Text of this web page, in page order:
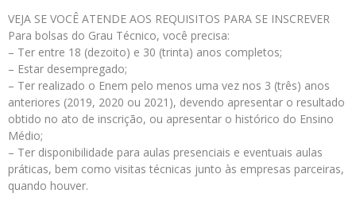
VEJA SE VOCÊ ATENDE AOS REQUISITOS PARA SE INSCREVER
Para bolsas do Grau Técnico, você precisa:
– Ter entre 18 (dezoito) e 30 (trinta) anos completos;
– Estar desempregado;
– Ter realizado o Enem pelo menos uma vez nos 3 (três) anos
anteriores (2019, 2020 ou 2021), devendo apresentar o resultado
obtido no ato de inscrição, ou apresentar o histórico do Ensino
Médio;
– Ter disponibilidade para aulas presenciais e eventuais aulas
práticas, bem como visitas técnicas junto às empresas parceiras,
quando houver.